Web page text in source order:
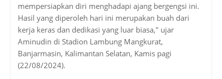
mempersiapkan diri menghadapi ajang bergengsi ini.
Hasil yang diperoleh hari ini merupakan buah dari
kerja keras dan dedikasi yang luar biasa," ujar
Aminudin di Stadion Lambung Mangkurat,
Banjarmasin, Kalimantan Selatan, Kamis pagi
(22/08/2024).